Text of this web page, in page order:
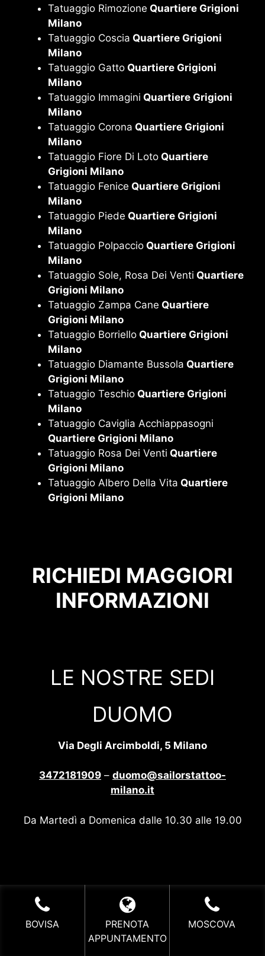
Tatuaggio Rimozione Quartiere Grigioni
Milano
Tatuaggio Coscia Quartiere Grigioni
Milano
Tatuaggio Gatto Quartiere Grigioni
Milano
Tatuaggio Immagini Quartiere Grigioni
Milano
Tatuaggio Corona Quartiere Grigioni
Milano
Tatuaggio Fiore Di Loto Quartiere
Grigioni Milano
Tatuaggio Fenice Quartiere Grigioni
Milano
Tatuaggio Piede Quartiere Grigioni
Milano
Tatuaggio Polpaccio Quartiere Grigioni
Milano
Tatuaggio Sole, Rosa Dei Venti Quartiere
Grigioni Milano
Tatuaggio Zampa Cane Quartiere
Grigioni Milano
Tatuaggio Borriello Quartiere Grigioni
Milano
Tatuaggio Diamante Bussola Quartiere
Grigioni Milano
Tatuaggio Teschio Quartiere Grigioni
Milano
Tatuaggio Caviglia Acchiappasogni
Quartiere Grigioni Milano
Tatuaggio Rosa Dei Venti Quartiere
Grigioni Milano
Tatuaggio Albero Della Vita Quartiere
Grigioni Milano
RICHIEDI MAGGIORI
INFORMAZIONI
LE NOSTRE SEDI
DUOMO
Via Degli Arcimboldi, 5 Milano
3472181909 – duomo@sailorstattoo-
milano.it
Da Martedì a Domenica dalle 10.30 alle 19.00
BOVISA
PRENOTA
APPUNTAMENTO
MOSCOVA